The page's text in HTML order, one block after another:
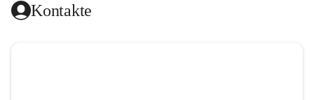
Das kirchenmusikalische Festival Cellensis wird seit dem
Kontakte